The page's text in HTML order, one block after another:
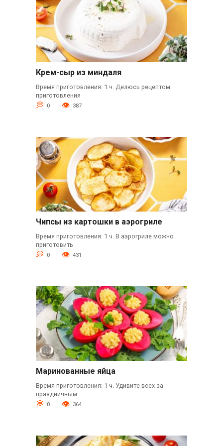
Крем-сыр из миндаля
Время приготовления: 1 ч. Делюсь рецептом
приготовления
0 387
Чипсы из картошки в аэрогриле
Время приготовления: 1 ч. В аэрогриле можно
приготовить
0 431
Маринованные яйца
Время приготовления: 1 ч. Удивите всех за
праздничным
0 364